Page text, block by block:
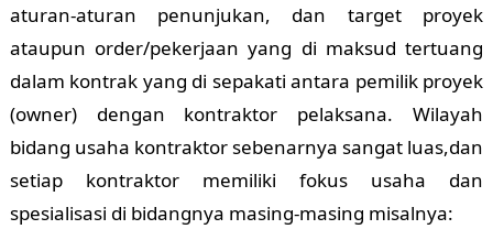
aturan-aturan penunjukan, dan target proyek
ataupun order/pekerjaan yang di maksud tertuang
dalam kontrak yang di sepakati antara pemilik proyek
(owner) dengan kontraktor pelaksana. Wilayah
bidang usaha kontraktor sebenarnya sangat luas,dan
setiap kontraktor memiliki fokus usaha dan
spesialisasi di bidangnya masing-masing misalnya: